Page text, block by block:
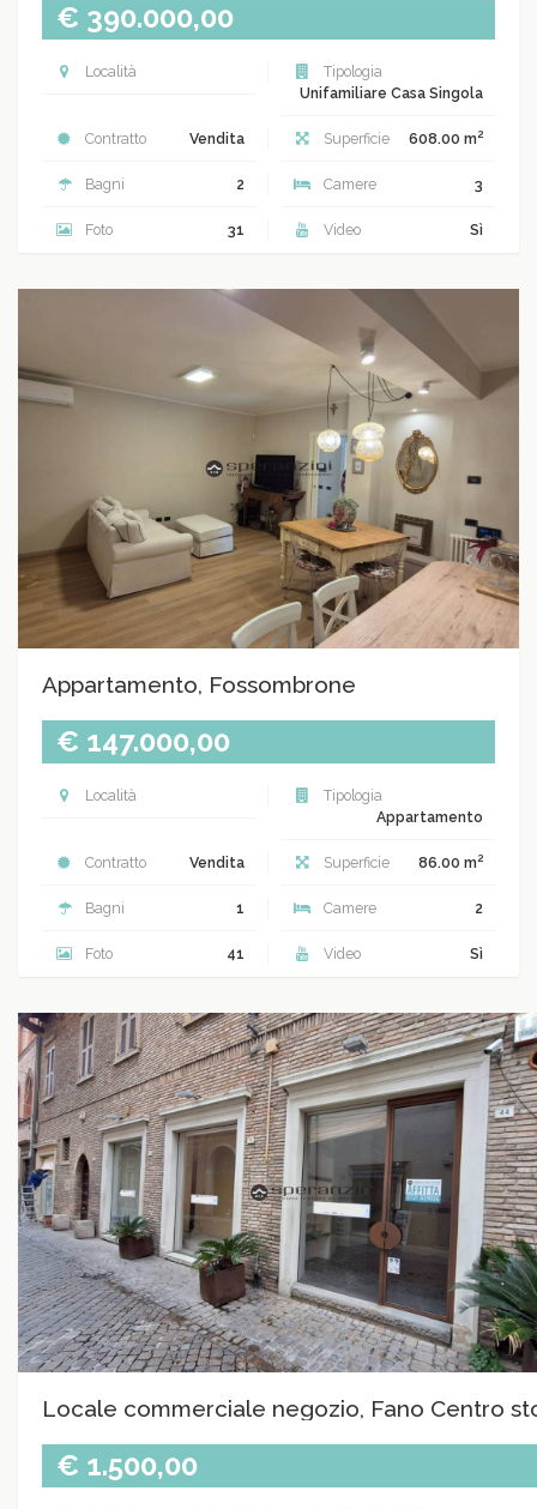
€ 390.000,00
Località
Tipologia
Unifamiliare Casa Singola
Contratto Vendita Superficie 608.00 m2
Bagni 2 Camere 3
Foto 31 Video Sì
Appartamento, Fossombrone
€ 147.000,00
Località
Tipologia
Appartamento
Contratto Vendita Superficie 86.00 m2
Bagni 1 Camere 2
Foto 41 Video Sì
Locale commerciale negozio, Fano Centro
€ 1.500,00